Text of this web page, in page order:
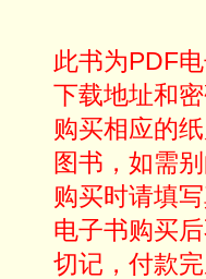
此书为PDF
下载地址和
购买相应的
图书，如需
购买时请填
电子书购买
切记，付款